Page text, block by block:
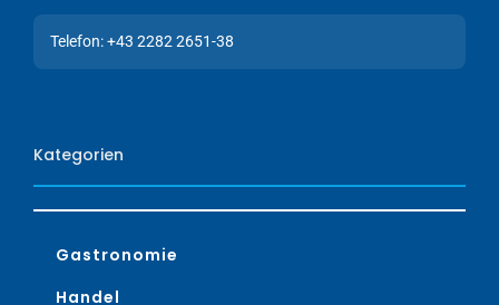
Telefon: +43 2282 2651-38
Kategorien
Gastronomie
Handel